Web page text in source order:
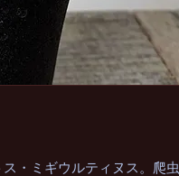
・ミギウルティヌス。爬虫